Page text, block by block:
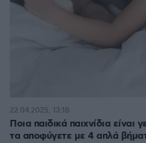
Ποια παιδικά παιχνίδια
τα αποφύγετε με 4 απλά
22.04.2025, 13:18